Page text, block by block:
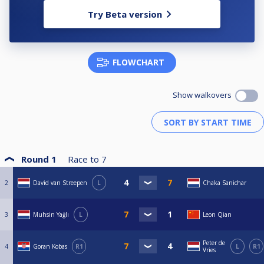
De tijden gelden op alle NK-dagen, voor alle disciplines en onderstaande
SPC Woensel
N-Joy Drachten
Noordkade 107
9203 CH Drachten
Agorahof 1
8224 JG Lelystad
Cavero – De Loods
Treubstraat 27
Try Beta version
FLOWCHART
Show walkovers
Round 1 Race to 7
2 David van Streepen L Chaka Sanichar
3 Muhsin Yağlı L Leon Qian
4 Goran Kobas R1
Peter de
Vries
L R1